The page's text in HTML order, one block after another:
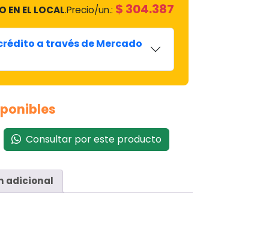
EN EL LOCAL.Precio/un.: $ 304.387
a través de Mercado
Consultar por este producto
adicional